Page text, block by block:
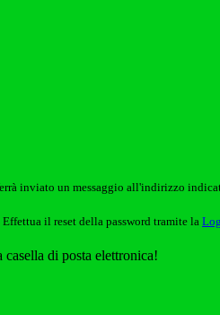
inviato un messaggio all'indirizzo
il reset della password tramite la
di posta elettronica!